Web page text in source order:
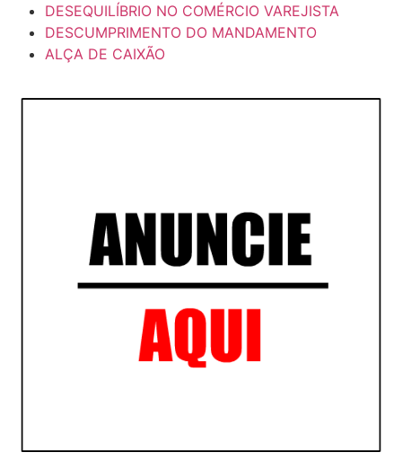
DESEQUILÍBRIO NO COMÉRCIO VAREJISTA
DESCUMPRIMENTO DO MANDAMENTO
ALÇA DE CAIXÃO